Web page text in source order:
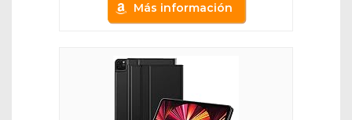
Más información